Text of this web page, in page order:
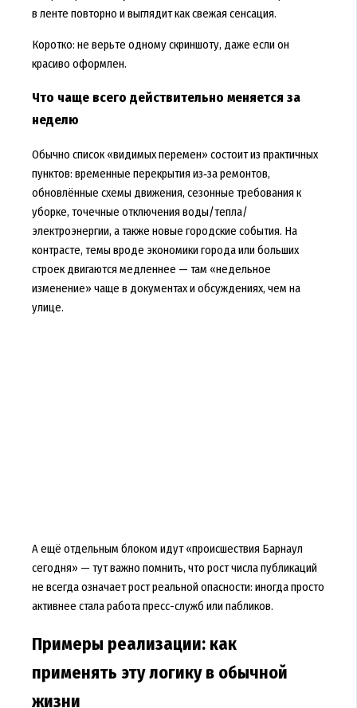
в ленте повторно и выглядит как свежая сенсация.
Коротко: не верьте одному скриншоту, даже если он
красиво оформлен.
Что чаще всего действительно меняется за
неделю
Обычно список «видимых перемен» состоит из практичных
пунктов: временные перекрытия из‑за ремонтов,
обновлённые схемы движения, сезонные требования к
уборке, точечные отключения воды/тепла/
электроэнергии, а также новые городские события. На
контрасте, темы вроде экономики города или больших
строек двигаются медленнее — там «недельное
изменение» чаще в документах и обсуждениях, чем на
улице.
А ещё отдельным блоком идут «происшествия Барнаул
сегодня» — тут важно помнить, что рост числа публикаций
не всегда означает рост реальной опасности: иногда просто
активнее стала работа пресс-служб или пабликов.
Примеры реализации: как
применять эту логику в обычной
жизни